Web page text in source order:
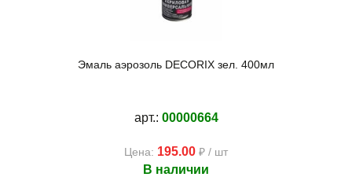
Эмаль аэрозоль DECORIX зел. 400мл
арт.: 00000664
Цена: 195.00 ₽ / шт
В наличии